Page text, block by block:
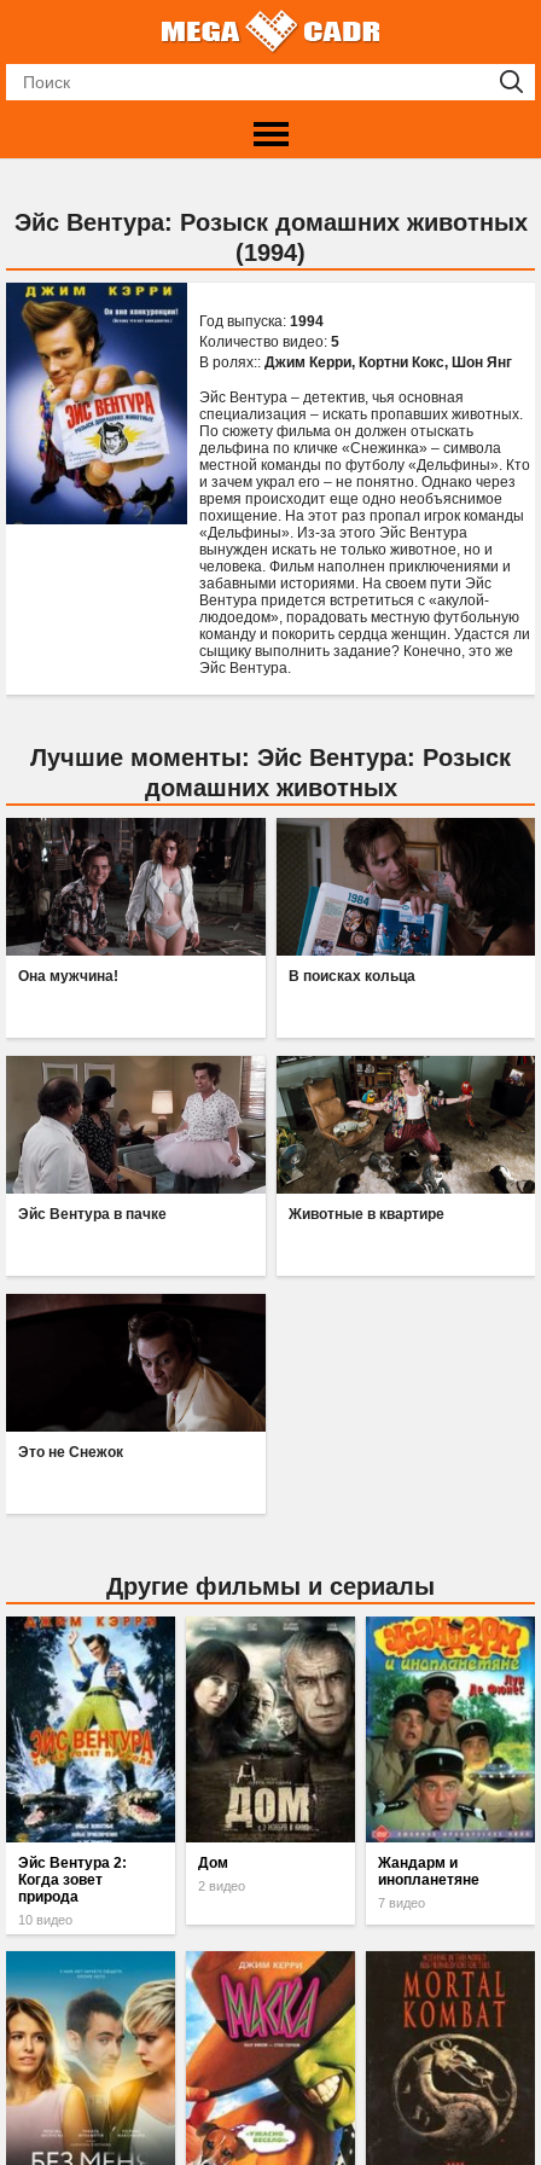
Эйс Вентура: Розыск домашних животных
(1994)
Год выпуска: 1994
Количество видео: 5
В ролях:: Джим Керри, Кортни Кокс, Шон Янг
Эйс Вентура – детектив, чья основная
специализация – искать пропавших животных.
По сюжету фильма он должен отыскать
дельфина по кличке «Снежинка» – символа
местной команды по футболу «Дельфины». Кто
и зачем украл его – не понятно. Однако через
время происходит еще одно необъяснимое
похищение. На этот раз пропал игрок команды
«Дельфины». Из-за этого Эйс Вентура
вынужден искать не только животное, но и
человека. Фильм наполнен приключениями и
забавными историями. На своем пути Эйс
Вентура придется встретиться с «акулой-
людоедом», порадовать местную футбольную
команду и покорить сердца женщин. Удастся ли
сыщику выполнить задание? Конечно, это же
Эйс Вентура.
Лучшие моменты: Эйс Вентура: Розыск
домашних животных
Она мужчина! В поисках кольца
Эйс Вентура в пачке Животные в квартире
Это не Снежок
Другие фильмы и сериалы
Эйс Вентура 2:
Когда зовет
природа
10 видео
Дом
2 видео
Жандарм и
инопланетяне
7 видео